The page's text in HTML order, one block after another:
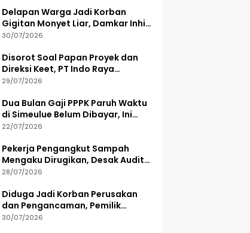
Delapan Warga Jadi Korban
Gigitan Monyet Liar, Damkar Inhil
Turunkan 15 Personel
30/07/2026
Disorot Soal Papan Proyek dan
Direksi Keet, PT Indo Raya
Kabenteng Berikan Penjelasan
29/07/2026
Dua Bulan Gaji PPPK Paruh Waktu
di Simeulue Belum Dibayar, Ini
Penjelasan Sekda
22/07/2026
Pekerja Pengangkut Sampah
Mengaku Dirugikan, Desak Audit
Pengelolaan LPS di Pekanbaru
28/07/2026
Diduga Jadi Korban Perusakan
dan Pengancaman, Pemilik
Armada Sampah Siapkan
30/07/2026